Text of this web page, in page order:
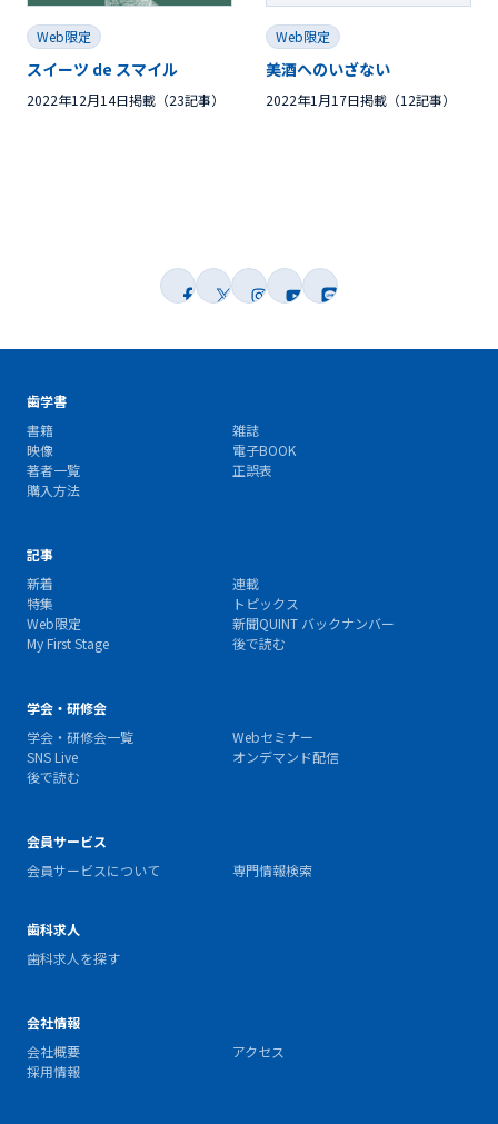
Web限定
スイーツ de スマイル
2022年12月14日掲載（23記事）
Web限定
美酒へのいざない
2022年1月17日掲載（12記事）
歯学書
書籍
雑誌
映像
電子BOOK
著者一覧
正誤表
購入方法
記事
新着
連載
特集
トピックス
Web限定
新聞QUINT バックナンバー
My First Stage
後で読む
学会・研修会
学会・研修会一覧
Webセミナー
SNS Live
オンデマンド配信
後で読む
会員サービス
会員サービスについて
専門情報検索
歯科求人
歯科求人を探す
会社情報
会社概要
アクセス
採用情報